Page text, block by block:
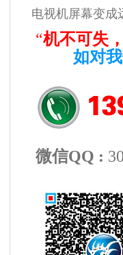
电视机屏幕变成
“机不可失
如对
微信QQ :